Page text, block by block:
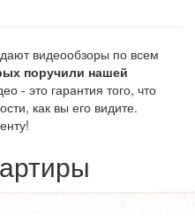
видеообзоры по всем
поручили нашей
- это гарантия того, что
как вы его видите.